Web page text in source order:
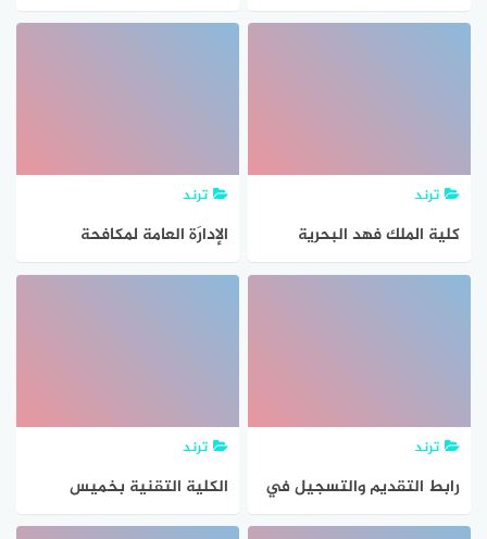
المنورة القبول والتسجيل
والتسجيل 1443
ترند
كلية الملك فهد البحرية
القبول والتسجيل 1442
ترند
الإدارَة العامة لمكافحة
المخدرات القبول والتسجيل
ترند
رابط التقديم والتسجيل في
الحج 2021
ترند
الكلية التقنية بخميس
مشيط القبول والتسجيل